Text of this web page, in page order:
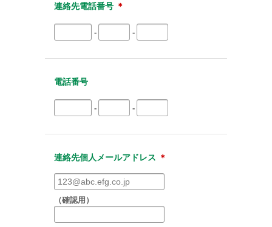
連絡先電話番号 ＊
- -
電話番号
- -
連絡先個人メールアドレス ＊
（確認用）